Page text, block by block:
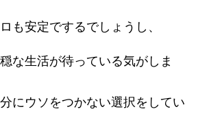
安定でするでしょうし、
な生活が待っている気がしま
にウソをつかない選択をしてい